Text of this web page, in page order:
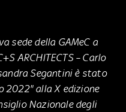
sede della GAMeC a
ARCHITECTS – Carlo
Segantini è stato
alla X edizione
Nazionale degli